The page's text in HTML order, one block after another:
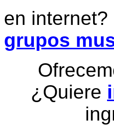
en internet?
grupos
¿Quiere